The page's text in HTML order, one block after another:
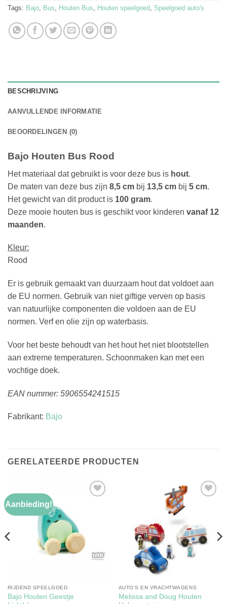
Tags: Bajo Bus Houten Bus Houten speelgoed Speelgoed auto's
BESCHRIJVING
AANVULLENDE INFORMATIE
BEOORDELINGEN (0)
Bajo Houten Bus Rood
Het materiaal dat gebruikt is voor deze bus is hout.
De maten van deze bus zijn 8,5 cm bij 13,5 cm bij 5 cm.
Het gewicht van dit product is 100 gram.
Deze mooie houten bus is geschikt voor kinderen vanaf 12
maanden.
Kleur:
Rood
Er is gebruik gemaakt van duurzaam hout dat voldoet aan
de EU normen. Gebruik van niet giftige verven op basis
van natuurlijke componenten die voldoen aan de EU
normen. Verf en olie zijn op waterbasis.
Voor het beste behoudt van het hout het niet blootstellen
aan extreme temperaturen. Schoonmaken kan met een
vochtige doek.
EAN nummer: 5906554241515
Fabrikant: Bajo
GERELATEERDE PRODUCTEN
Aanbieding!
RIJDEND SPEELGOED
Bajo Houten Geestje
Toevoegen
AUTO'S EN VRACHTWAGENS
Melissa and Doug Houten